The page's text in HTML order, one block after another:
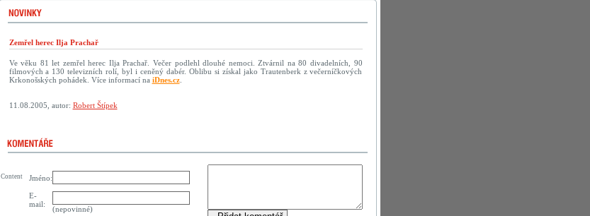
Zemřel herec Ilja Prachař
Ve věku 81 let zemřel herec Ilja Prachař. Večer podlehl dlouhé nemoci. Ztvárnil na 80 divadelních, 90
filmových a 130 televizních rolí, byl i ceněný dabér. Oblibu si získal jako Trautenberk z večerníčkových
Krkonošských pohádek. Více informací na iDnes.cz.
11.08.2005, autor: Robert Štípek
Jméno:
E-
mail:
(nepovinné)
Content